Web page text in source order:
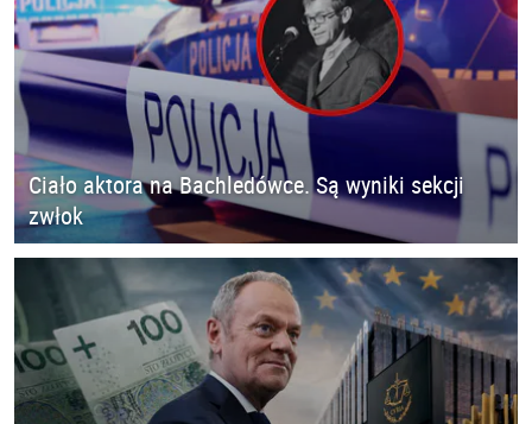
Ciało aktora na Bachledówce. Są wyniki sekcji
zwłok